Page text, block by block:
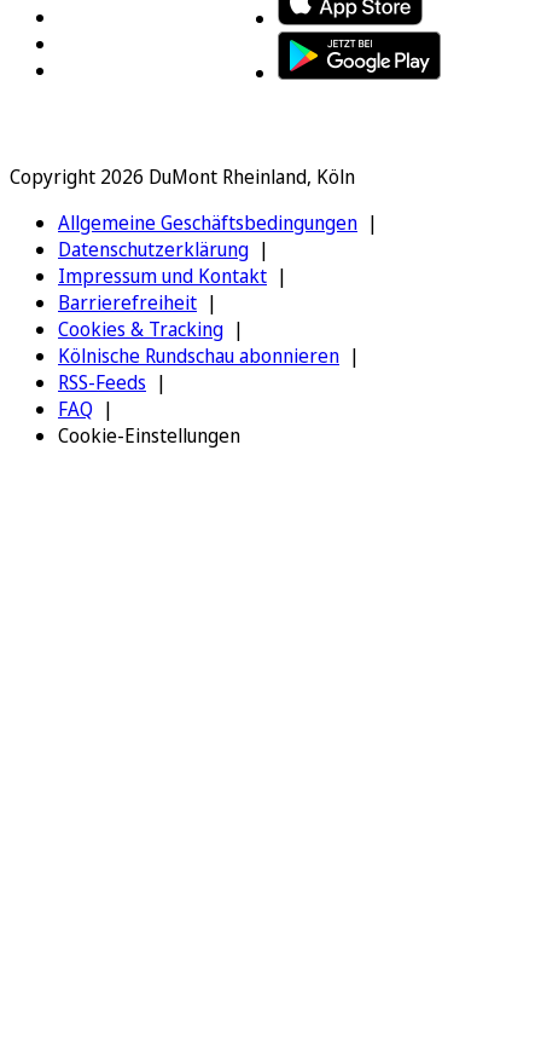
Copyright 2026 DuMont Rheinland, Köln
Allgemeine Geschäftsbedingungen
Datenschutzerklärung
Impressum und Kontakt
Barrierefreiheit
Cookies & Tracking
Kölnische Rundschau abonnieren
RSS-Feeds
FAQ
Cookie-Einstellungen